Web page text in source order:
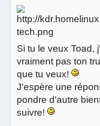
Si tu le veux Toad,
vraiment pas ton
que tu veux!
J'espère une
pondre d'autre
suivre!